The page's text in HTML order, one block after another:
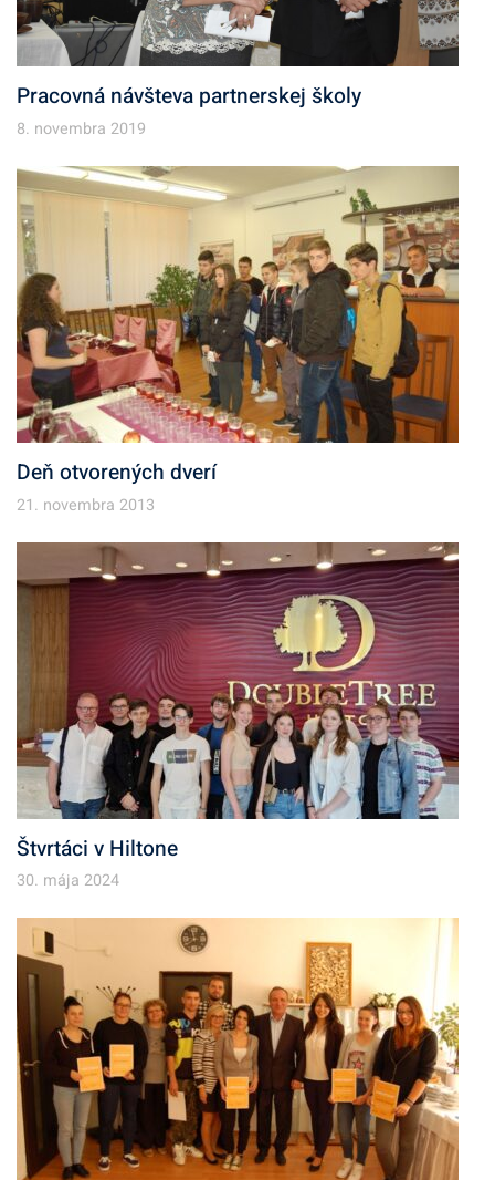
Pracovná návšteva partnerskej školy
8. novembra 2019
Deň otvorených dverí
21. novembra 2013
Štvrtáci v Hiltone
30. mája 2024